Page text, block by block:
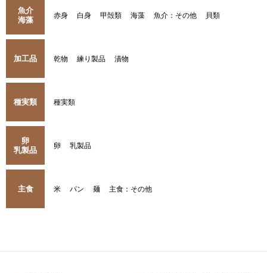
魚介
海藻
赤身 白身 甲殻類 海藻 魚介：その他 貝類
加工品 乾物 練り製品 漬物
種実類 種実類
卵
乳製品
卵 乳製品
主食 米 パン 麺 主食：その他